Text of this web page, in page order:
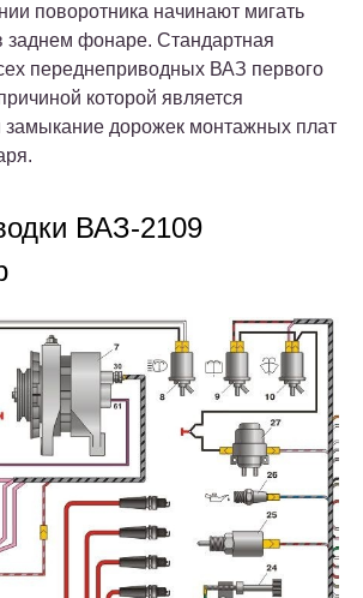
поворотника начинают мигать
заднем фонаре. Стандартная
переднеприводных ВАЗ первого
которой является
замыкание дорожек монтажных плат
ВАЗ-2109